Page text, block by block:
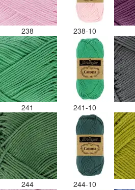
238 238-10
241 241-10
244 244-10